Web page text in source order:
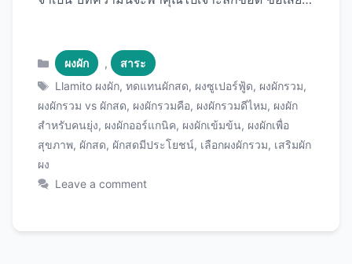
อาหารที่ผลิตจากผักและผลไม้หลากหลายชนิดที่
ผ่านกระบวนการอย่างพอก (Dehydration) หรือ
การทำแห้งแบบแช่เยือกแข็ง (Freeze-drying) จาก
นั้นนำมาบดเป็นผงละเอียด เพื่อรักษาสารอาหารให้
ได้มากที่สุด ผงผักรวมที่มีคุณภาพมักจะประกอบ
ด้วย: หากคุณกำลังมองหาผงผักรวมคุณภาพดี
ผลิตภัณฑ์จาก Llamito เป็นอีกหนึ่งตัวเลือกที่น่า
ผักสดเป็นแหล่งสารอาหารธรรมชาติที่ร่างกายดูด
Categories
ผงผัก ,
สาระ
Tags
Llamito ผงผัก,ทดแทนผักสด, ผงซูเปอร์ฟู้ด, ผงผักรวม,
ผงผักรวม vs ผักสด, ผงผักรวมคือ, ผงผักรวมดีไหม, ผงผัก
สำหรับคนยุ่ง, ผงผักออร์แกนิค, ผงผักเข้มข้น, ผงผักเพื่อ
สุขภาพ, ผักสด, ผักสดมีประโยชน์, เลือกผงผักรวม, เสริมผัก
ผง
Leave a comment